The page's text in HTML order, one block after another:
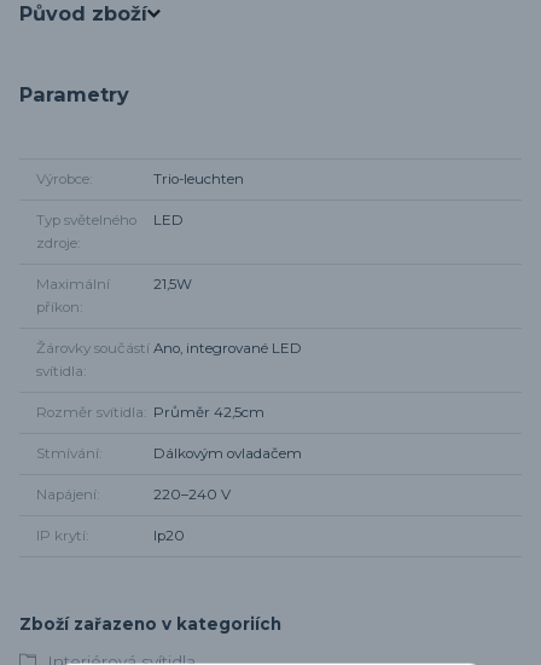
Původ zboží
Parametry
Výrobce Trio-leuchten
Typ světelného
zdroje
LED
Maximální
příkon
21,5W
Žárovky součástí
svítidla
Ano, integrované LED
Rozměr svítidla Průměr 42,5cm
Stmívání Dálkovým ovladačem
Napájení 220–240 V
IP krytí Ip20
Zboží zařazeno v kategoriích